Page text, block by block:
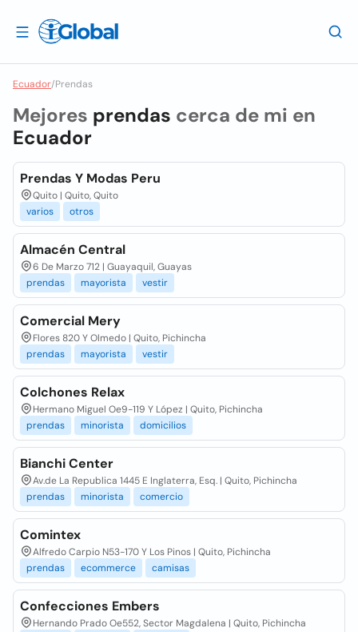
Ecuador/Prendas
Mejores prendas cerca de mi en
Ecuador
Prendas Y Modas Peru
Quito | Quito, Quito
varios
otros
Almacén Central
6 De Marzo 712 | Guayaquil, Guayas
prendas
mayorista vestir
Comercial Mery
Flores 820 Y Olmedo | Quito, Pichincha
prendas
mayorista vestir
Colchones Relax
Hermano Miguel Oe9-119 Y López | Quito, Pichincha
prendas
minorista domicilios
Bianchi Center
Av.de La Republica 1445 E Inglaterra, Esq. | Quito, Pichincha
prendas
minorista comercio
Comintex
Alfredo Carpio N53-170 Y Los Pinos | Quito, Pichincha
prendas
ecommerce camisas
Confecciones Embers
Hernando Prado Oe552, Sector Magdalena | Quito, Pichincha